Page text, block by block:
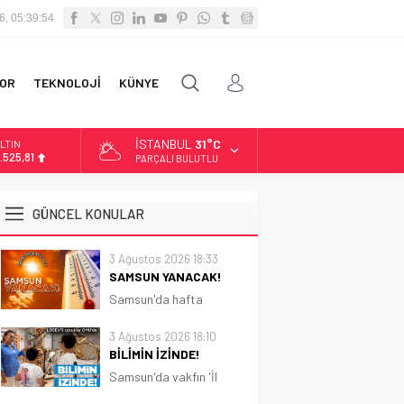
05:39:55
TEKNOLOJİ KÜNYE
47,5932
EURO
55,0919
İSTANBUL 31°C
PARÇALI BULUTLU
GÜNCEL KONULAR
3 Ağustos 2026 18:33
SAMSUN YANACAK!
Samsun'da hafta
hava etkili olacak.
Sıcaklık 31 dereceye
kadar çıkacak
3 Ağustos 2026 18:10
BİLİMİN İZİNDE!
Samsun'da vakfın 'İl